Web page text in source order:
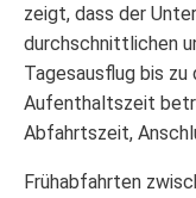
zeigt, dass der
durchschnittlichen
Tagesausflug bis
Aufenthaltszeit
Abfahrtszeit,
Frühabfahrten